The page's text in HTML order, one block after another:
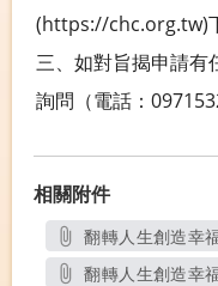
(https://chc.org.tw)
三、如對旨揭申請有
詢問（電話：
相關附件
翻轉人生創造幸
另開
翻轉人生創造幸